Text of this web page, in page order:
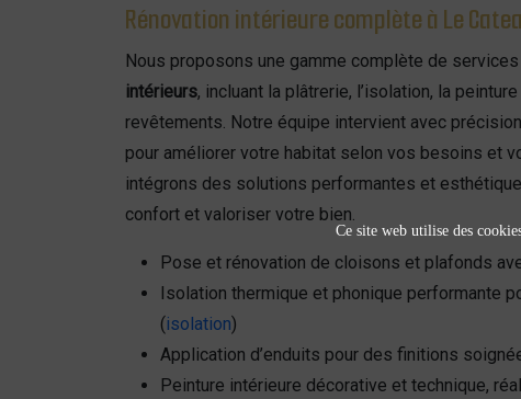
Rénovation intérieure complète à Le
Nous proposons une gamme complète de
intérieurs, incluant la plâtrerie, l’isolation, la
revêtements. Notre équipe intervient avec
pour améliorer votre habitat selon vos besoins et
intégrons des solutions performantes et
confort et valoriser votre bien.
Pose et rénovation de cloisons et plafonds
Isolation thermique et phonique performante
(isolation)
Application d’enduits pour des finitions
Peinture intérieure décorative et technique,
Ce site web utilise des